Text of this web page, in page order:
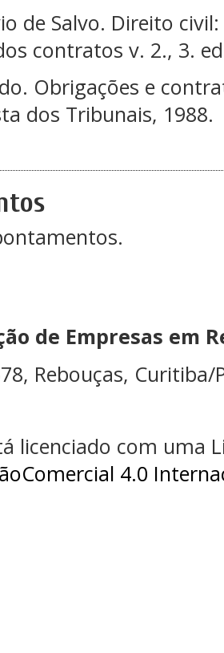
de Salvo. Direito
contratos v. 2., 3.
Obrigações e
dos Tribunais, 1988.
de Empresas em
Rebouças, Curitiba/
licenciado com uma
4.0